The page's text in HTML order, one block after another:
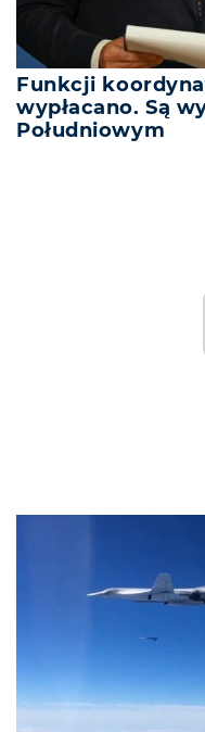
Funkcji
wypłacano. Są
Południowym